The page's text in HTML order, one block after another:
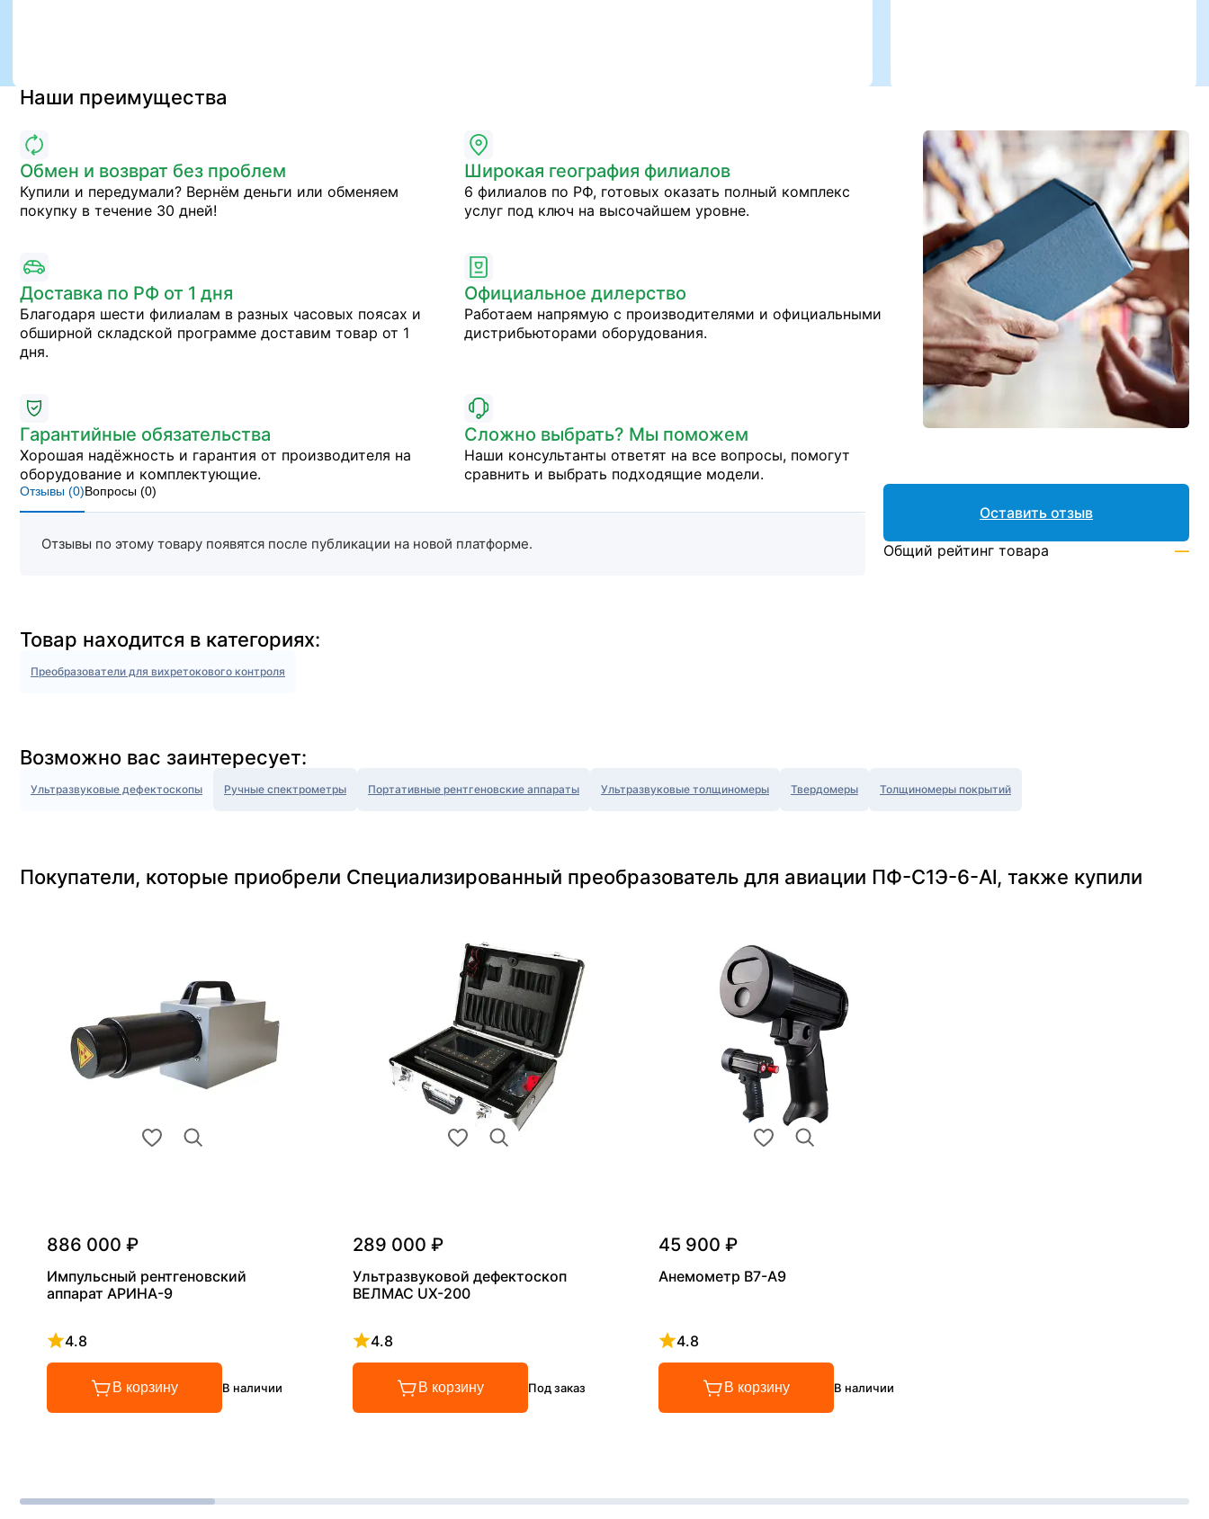
Наши преимущества
Обмен и возврат без проблем
Купили и передумали? Вернём деньги или обменяем
покупку в течение 30 дней!
Широкая география филиалов
6 филиалов по РФ, готовых оказать полный комплекс
услуг под ключ на высочайшем уровне.
Доставка по РФ от 1 дня
Благодаря шести филиалам в разных часовых поясах и
обширной складской программе доставим товар от 1
дня.
Официальное дилерство
Работаем напрямую с производителями и официальными
дистрибьюторами оборудования.
Гарантийные обязательства
Хорошая надёжность и гарантия от производителя на
оборудование и комплектующие.
Сложно выбрать? Мы поможем
Наши консультанты ответят на все вопросы, помогут
сравнить и выбрать подходящие модели.
Отзывы (0)Вопросы (0)
Отзывы по этому товару появятся после публикации на новой платформе.
Оставить отзыв
Общий рейтинг товара —
Товар находится в категориях:
Преобразователи для вихретокового контроля
Возможно вас заинтересует:
Ультразвуковые дефектоскопы Ручные спектрометры Портативные рентгеновские аппараты Ультразвуковые толщиномеры Твердомеры Толщиномеры покрытий
Покупатели, которые приобрели Специализированный преобразователь для авиации ПФ-С1Э-6-Al, также купили
886 000 ₽
Импульсный рентгеновский
аппарат АРИНА-9
4.8
Рейтинг 4.8 из 5
В корзину В наличии
289 000 ₽
Ультразвуковой дефектоскоп
ВЕЛМАС UX-200
4.8
Рейтинг 4.8 из 5
В корзину Под заказ
45 900 ₽
Анемометр В7-А9
4.8
Рейтинг 4.8 из 5
В корзину В наличии